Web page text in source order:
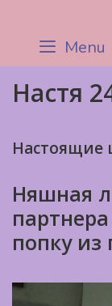
content Menu
Настя
Настоящие
Няшная
попку из